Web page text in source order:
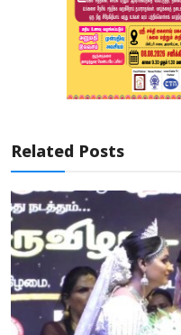
Related Posts